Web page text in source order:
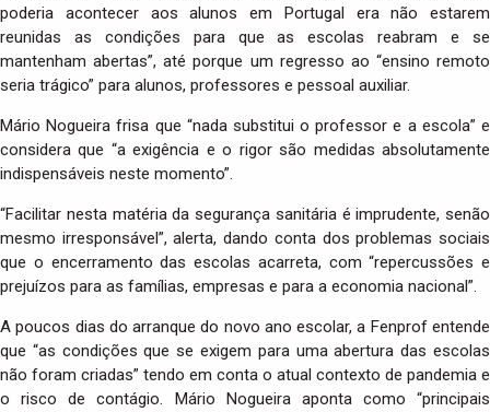
poderia acontecer aos alunos em Portugal era não estarem
reunidas as condições para que as escolas reabram e se
mantenham abertas”, até porque um regresso ao “ensino remoto
seria trágico” para alunos, professores e pessoal auxiliar.
Mário Nogueira frisa que “nada substitui o professor e a escola” e
considera que “a exigência e o rigor são medidas absolutamente
indispensáveis neste momento”.
“Facilitar nesta matéria da segurança sanitária é imprudente, senão
mesmo irresponsável”, alerta, dando conta dos problemas sociais
que o encerramento das escolas acarreta, com “repercussões e
prejuízos para as famílias, empresas e para a economia nacional”.
A poucos dias do arranque do novo ano escolar, a Fenprof entende
que “as condições que se exigem para uma abertura das escolas
não foram criadas” tendo em conta o atual contexto de pandemia e
o risco de contágio. Mário Nogueira aponta como “principais